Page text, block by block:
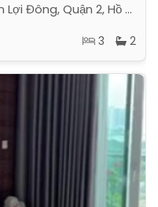
Đường Mai Chí Thọ, Phường An Lợi Đông, Quận 2, Hồ Chí Minh
3 2